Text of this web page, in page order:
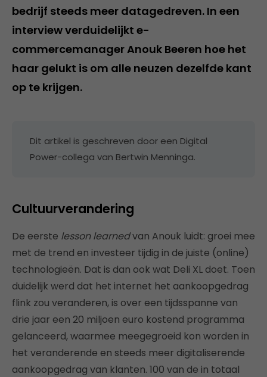
bedrijf steeds meer datagedreven. In een
interview verduidelijkt e-
commercemanager Anouk Beeren hoe het
haar gelukt is om alle neuzen dezelfde kant
op te krijgen.
Dit artikel is geschreven door een Digital
Power-collega van Bertwin Menninga.
Cultuurverandering
De eerste lesson learnedvan Anouk luidt: groei mee
met de trend en investeer tijdig in de juiste (online)
technologieën. Dat is dan ook wat Deli XL doet. Toen
duidelijk werd dat het internet het aankoopgedrag
flink zou veranderen, is over een tijdsspanne van
drie jaar een 20 miljoen euro kostend programma
gelanceerd, waarmee meegegroeid kon worden in
het veranderende en steeds meer digitaliserende
aankoopgedrag van klanten. 100 van de in totaal